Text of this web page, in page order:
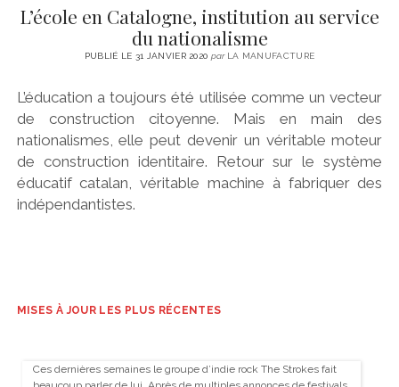
L’école en Catalogne, institution au service
du nationalisme
PUBLIÉ LE 31 JANVIER 2020 parLA MANUFACTURE
L’éducation a toujours été utilisée comme un vecteur
de construction citoyenne. Mais en main des
nationalismes, elle peut devenir un véritable moteur
de construction identitaire. Retour sur le système
éducatif catalan, véritable machine à fabriquer des
indépendantistes.
MISES À JOUR LES PLUS RÉCENTES
Ces dernières semaines le groupe d’indie rock The Strokes fait